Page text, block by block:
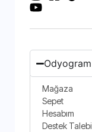
Odyogram
Mağaza
Sepet
Hesabım
Destek Talebi